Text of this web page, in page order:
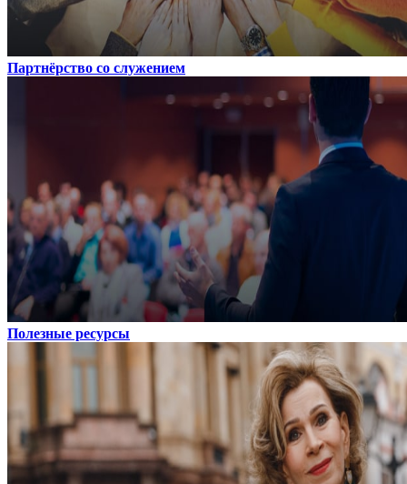
Партнёрство со служением
Полезные ресурсы